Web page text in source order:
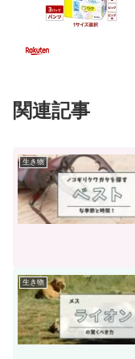
関連記事
生き物
生き物